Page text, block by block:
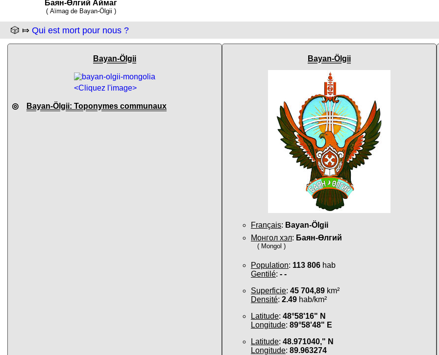
Баян-Өлгий Аймаг
( Aïmag de Bayan-Ölgii )
🎲 ⤇ Qui est mort pour nous ?
Bayan-Ölgii
<Cliquez l'image>
◎ Bayan-Ölgii: Toponymes communaux
Bayan-Ölgii
Français: Bayan-Ölgii
Монгол хэл: Баян-Өлгий
( Mongol )
Population: 113 806 hab
Gentilé: - -
Superficie: 45 704,89 km²
Densité: 2.49 hab/km²
Latitude: 48°58'16" N
Longitude: 89°58'48" E
Latitude: 48.971040," N
Longitude: 89.963274